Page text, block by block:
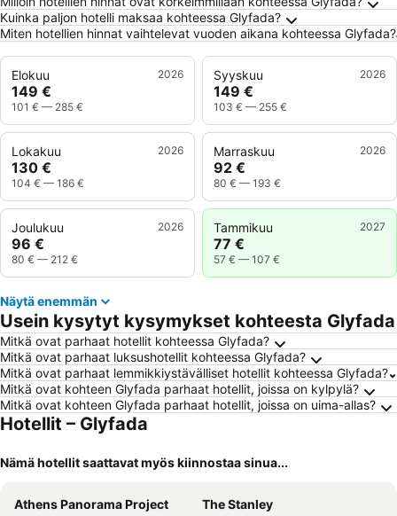
Kuinka paljon hotelli maksaa kohteessa Glyfada?
Miten hotellien hinnat vaihtelevat vuoden aikana kohteessa Glyfada?
Elokuu 2026
149 €
101 € — 285 €
Syyskuu 2026
149 €
103 € — 255 €
Lokakuu 2026
130 €
104 € — 186 €
Marraskuu 2026
92 €
80 € — 193 €
Joulukuu 2026
96 €
80 € — 212 €
Tammikuu 2027
77 €
57 € — 107 €
Näytä enemmän
Usein kysytyt kysymykset kohteesta Glyfada
Mitkä ovat parhaat hotellit kohteessa Glyfada?
Mitkä ovat parhaat luksushotellit kohteessa Glyfada?
Mitkä ovat parhaat lemmikkiystävälliset hotellit kohteessa Glyfada?
Mitkä ovat kohteen Glyfada parhaat hotellit, joissa on kylpylä?
Mitkä ovat kohteen Glyfada parhaat hotellit, joissa on uima-allas?
Hotellit – Glyfada
Nämä hotellit saattavat myös kiinnostaa sinua...
Athens Panorama Project
The Stanley